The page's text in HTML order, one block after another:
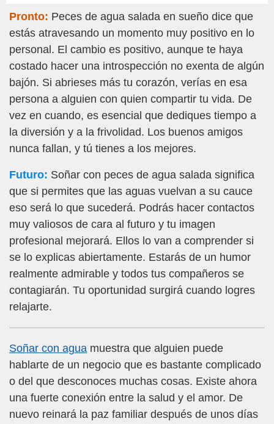
Pronto: Peces de agua salada en sueño dice que
estás atravesando un momento muy positivo en lo
personal. El cambio es positivo, aunque te haya
costado hacer una introspección no exenta de algún
bajón. Si abrieses más tu corazón, verías en esa
persona a alguien con quien compartir tu vida. De
vez en cuando, es esencial que dediques tiempo a
la diversión y a la frivolidad. Los buenos amigos
nunca fallan, y tú tienes a los mejores.
Futuro: Soñar con peces de agua salada significa
que si permites que las aguas vuelvan a su cauce
eso será lo que sucederá. Podrás hacer contactos
muy valiosos de cara al futuro y tu imagen
profesional mejorará. Ellos lo van a comprender si
se lo explicas abiertamente. Estarás de un humor
realmente admirable y todos tus compañeros se
contagiarán. Tu oportunidad surgirá cuando logres
relajarte.
Soñar con agua muestra que alguien puede
hablarte de un negocio que es bastante complicado
o del que desconoces muchas cosas. Existe ahora
una fuerte conexión entre la salud y el amor. De
nuevo reinará la paz familiar después de unos días